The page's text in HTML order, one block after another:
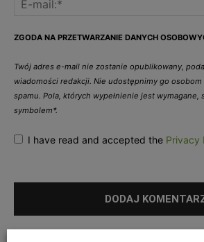
ZGODA NA PRZETWARZANIE DANYCH
Twój adres e-mail nie zostanie opublikowany,
wiadomości redakcji. Nie udostępnimy go osobom
spamu. Pola, których wypełnienie jest wymagane,
symbolem*.
I have read and accepted the Privacy